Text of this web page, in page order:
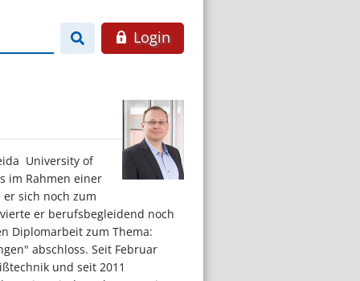
Login
 University of
im Rahmen einer
sich noch zum
er berufsbegleidend noch
Diplomarbeit zum Thema:
abschloss. Seit Februar
und seit 2011